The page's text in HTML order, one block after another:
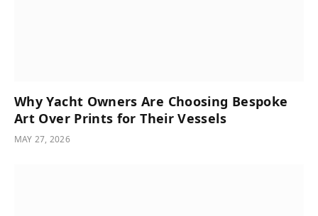
Why Yacht Owners Are Choosing Bespoke
Art Over Prints for Their Vessels
MAY 27, 2026